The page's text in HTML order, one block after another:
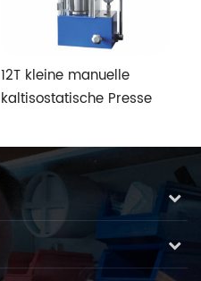
12T kleine manuelle
kaltisostatische Presse
Pressmaschine